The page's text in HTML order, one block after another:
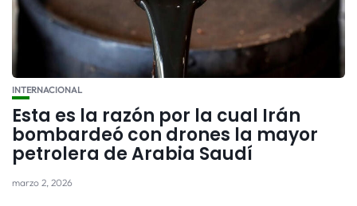
INTERNACIONAL
Esta es la razón por la cual Irán
bombardeó con drones la mayor
petrolera de Arabia Saudí
marzo 2, 2026